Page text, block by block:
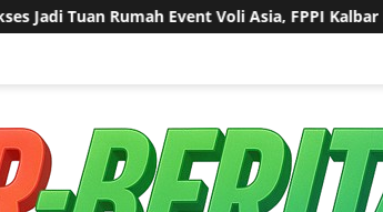
FPPI Kalbar Minta Transparansi Anggaran